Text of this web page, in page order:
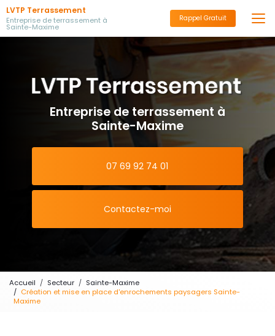
Aller
au
contenu
principal
LVTP Terrassement
Entreprise de terrassement à
Sainte-Maxime
Rappel Gratuit
Entreprise de terrassement à
Sainte-Maxime
07 69 92 74 01
Contactez-moi
Accueil Secteur
Sainte-Maxime
Création et mise en place d'enrochements paysagers Sainte-
Maxime